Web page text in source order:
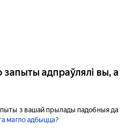
адпраўлялі вы, а
з вашай прылады падобныя да
магло адбыцца?